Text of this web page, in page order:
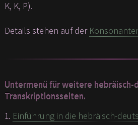
K, K, P).
Details stehen auf der
Untermenü für weitere hebräisch-
Transkriptionsseiten.
1. Einführung in die hebräisch-